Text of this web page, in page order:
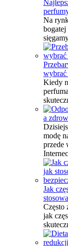
Na
bogatej
Kiedy
a
modę
przede
Jak
Często
jak